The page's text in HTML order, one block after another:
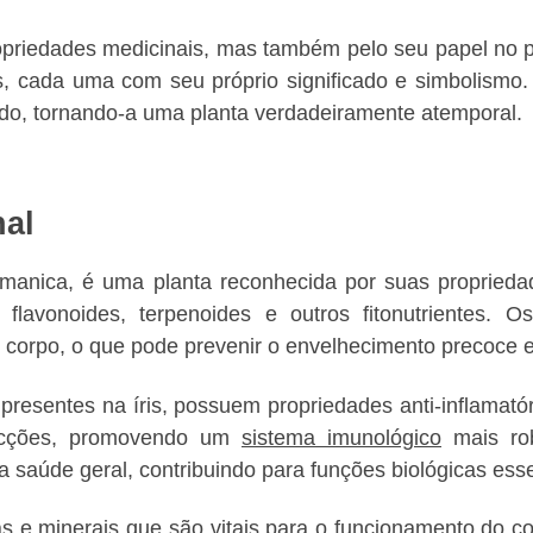
medicinais, mas também pelo seu papel
cada uma com seu próprio significado e
tornando-a uma planta verdadeiramente atemporal.
é uma planta reconhecida por suas
terpenoides e outros fitonutrientes.
o que pode prevenir o envelhecimento precoce
na íris, possuem propriedades anti-
promovendo um sistema imunológico mais
geral, contribuindo para funções biológicas